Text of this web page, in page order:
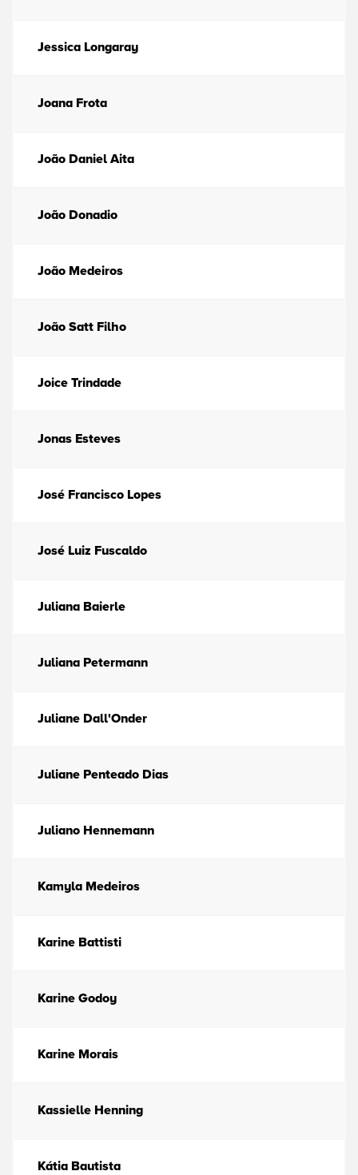
Jessica Longaray
Joana Frota
João Daniel Aita
João Donadio
João Medeiros
João Satt Filho
Joice Trindade
Jonas Esteves
José Francisco Lopes
José Luiz Fuscaldo
Juliana Baierle
Juliana Petermann
Juliane Dall'Onder
Juliane Penteado Dias
Juliano Hennemann
Kamyla Medeiros
Karine Battisti
Karine Godoy
Karine Morais
Kassielle Henning
Kátia Bautista